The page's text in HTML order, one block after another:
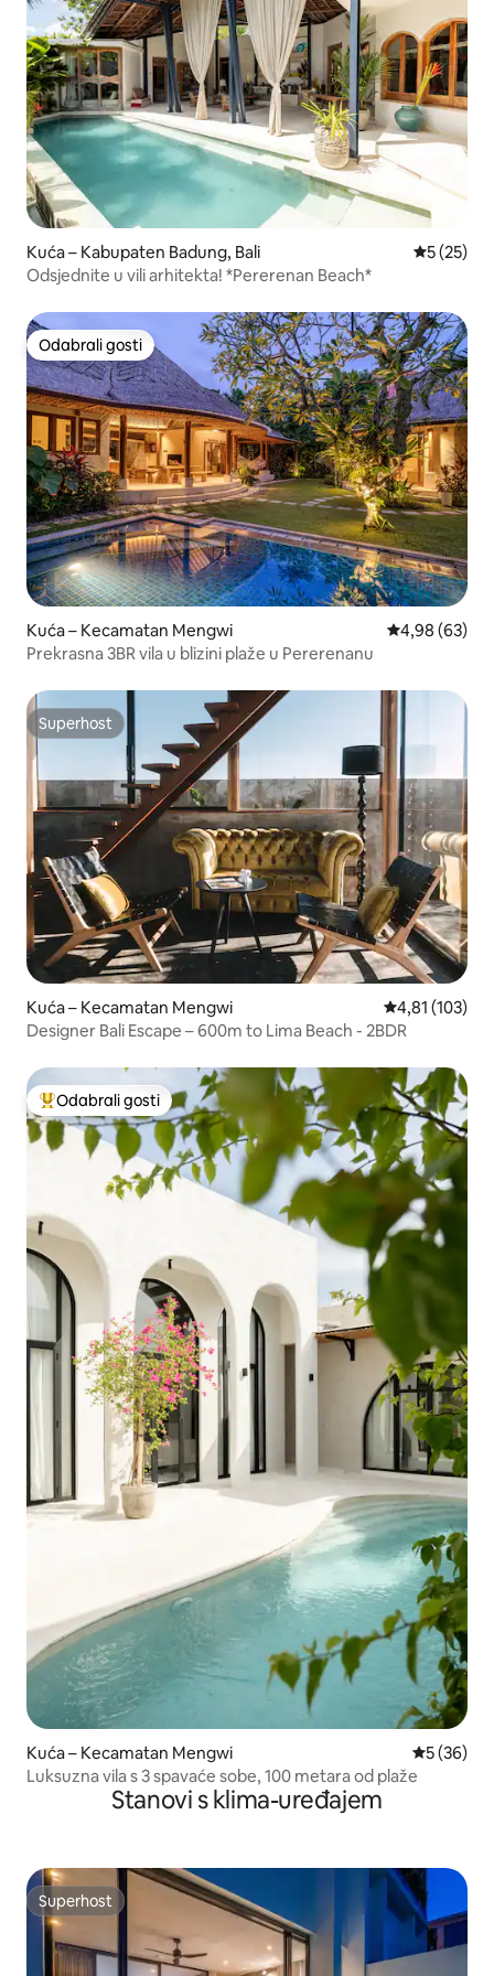
Kuća – Kabupaten Badung, Bali Prosječna
5 (25)
Odsjednite u vili arhitekta! *Pererenan Beach*
Odabrali gosti
Odabrali gosti
Kuća – Kecamatan Mengwi Prosječna
4,98 (63)
Prekrasna 3BR vila u blizini plaže u Pererenanu
Superhost
Superhost
Kuća – Kecamatan Mengwi Prosječna
4,81 (103)
Designer Bali Escape – 600m to Lima Beach - 2BDR
Među najviše rangiranima s oznakom „Odabrali gosti”
Odabrali gosti
Kuća – Kecamatan Mengwi Prosječna
5 (36)
Luksuzna vila s 3 spavaće sobe, 100 metara od plaže
Stanovi s klima-uređajem
Superhost
Superhost